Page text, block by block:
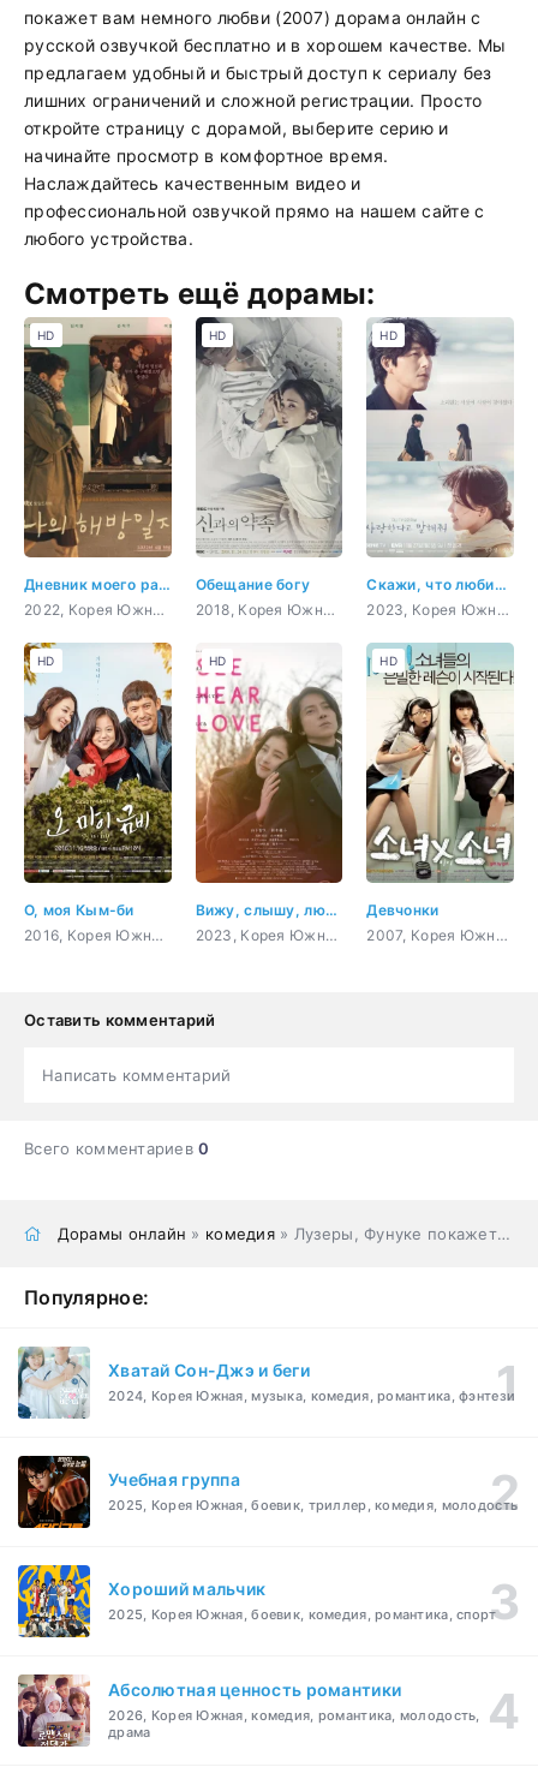
покажет вам немного любви (2007) дорама онлайн с
русской озвучкой бесплатно и в хорошем качестве. Мы
предлагаем удобный и быстрый доступ к сериалу без
лишних ограничений и сложной регистрации. Просто
откройте страницу с дорамой, выберите серию и
начинайте просмотр в комфортное время.
Наслаждайтесь качественным видео и
профессиональной озвучкой прямо на нашем сайте с
любого устройства.
Смотреть ещё дорамы:
Дневник моего раскрепощения
2022, Корея Южная, романтика, повседневность, драма, мелодрама
HD
Обещание богу
2018, Корея Южная, романтика, повседневность, семейный, мелодрама
HD
Скажи, что любишь меня
2023, Корея Южная, романтика, повседневность, драма, мелодрама
HD
О, моя Кым-би
2016, Корея Южная, комедия, драма, мелодрама
HD
Вижу, слышу, люблю
2023, Корея Южная, Япония, романтика, драма
HD
Девчонки
2007, Корея Южная, комедия, молодость
HD
Оставить комментарий
Написать комментарий
Всего комментариев0
Дорамы онлайн » комедия » Лузеры, Фунуке покажет вам немного любви
Популярное:
Хватай Сон-Джэ и беги
2024, Корея Южная, музыка, комедия, романтика, фэнтези
Учебная группа
2025, Корея Южная, боевик, триллер, комедия, молодость
Хороший мальчик
2025, Корея Южная, боевик, комедия, романтика, спорт
Абсолютная ценность романтики
2026, Корея Южная, комедия, романтика, молодость,
драма